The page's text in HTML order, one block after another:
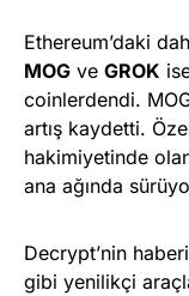
Ethereum’daki
MOG ve GROK
coinlerdendi.
artış kaydetti.
hakimiyetinde
ana ağında
Decrypt’nin
gibi yenilikçi